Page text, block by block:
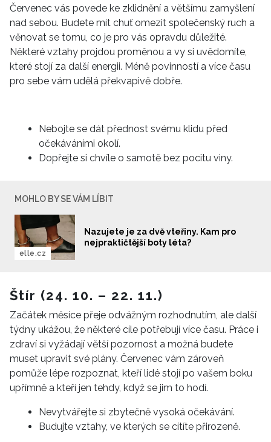
INFORMACE
REDAKCE
Červenec vás povede ke zklidnění a většímu zamyšlení
nad sebou. Budete mít chuť omezit společenský ruch a
věnovat se tomu, co je pro vás opravdu důležité.
Některé vztahy projdou proměnou a vy si uvědomíte,
které stojí za další energii. Méně povinností a více času
pro sebe vám udělá překvapivě dobře.
Nebojte se dát přednost svému klidu před
očekáváními okolí.
Dopřejte si chvíle o samotě bez pocitu viny.
MOHLO BY SE VÁM LÍBIT
Nazujete je za dvě vteřiny. Kam pro
nejpraktičtější boty léta?
elle.cz
Štír (24. 10. – 22. 11.)
Začátek měsíce přeje odvážným rozhodnutím, ale další
týdny ukážou, že některé cíle potřebují více času. Práce i
zdraví si vyžádají větší pozornost a možná budete
muset upravit své plány. Červenec vám zároveň
pomůže lépe rozpoznat, kteří lidé stojí po vašem boku
upřímně a kteří jen tehdy, když se jim to hodí.
Nevytvářejte si zbytečně vysoká očekávání.
Budujte vztahy, ve kterých se cítíte přirozeně.